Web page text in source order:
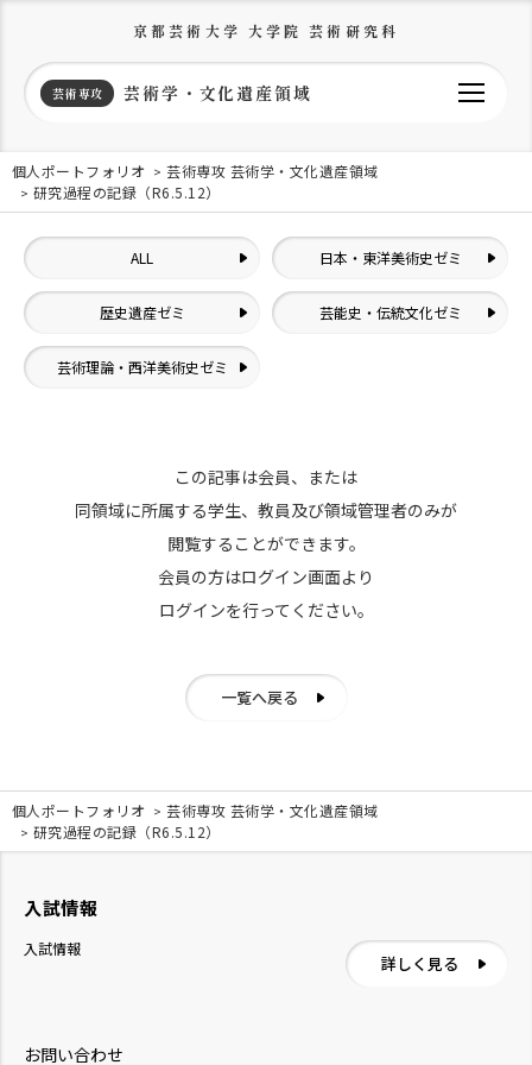
京都芸術大学 大学院 芸術研究科
芸術専攻 芸術学・文化遺産領域
個人ポートフォリオ
芸術専攻 芸術学・文化遺産領域
研究過程の記録（R6.5.12）
ALL 日本・東洋美術史ゼミ
歴史遺産ゼミ 芸能史・伝統文化ゼミ
芸術理論・西洋美術史ゼミ
この記事は会員、または
同領域に所属する学生、教員及び領域管理者のみが
閲覧することができます。
会員の方はログイン画面より
ログインを行ってください。
一覧へ戻る
個人ポートフォリオ
芸術専攻 芸術学・文化遺産領域
研究過程の記録（R6.5.12）
お問い合わせ
入試情報
入試情報
詳しく見る